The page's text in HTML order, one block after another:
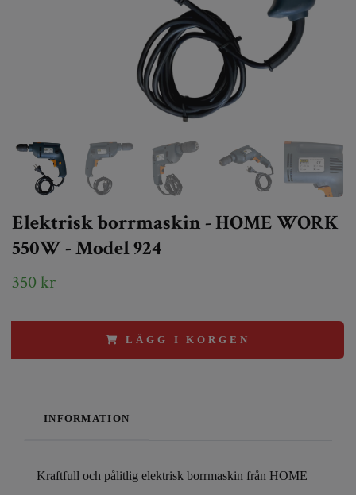
Elektrisk borrmaskin - HOME WORK
550W - Model 924
350 kr
LÄGG I KORGEN
INFORMATION
Kraftfull och pålitlig elektrisk borrmaskin från HOME